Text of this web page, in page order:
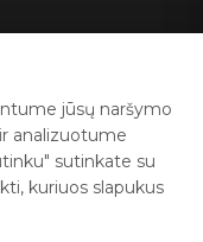
jūsų naršymo
analizuotume
sutinkate su
kuriuos slapukus